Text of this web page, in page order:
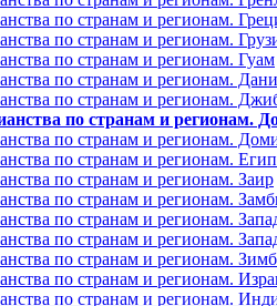
по странам и регионам.
по странам и регионам.
по странам и регионам. Гуам
по странам и регионам.
по странам и регионам.
по странам и регионам.
по странам и регионам.
по странам и регионам.
по странам и регионам. Заир
по странам и регионам.
по странам и регионам.
по странам и регионам.
по странам и регионам.
по странам и регионам.
по странам и регионам.